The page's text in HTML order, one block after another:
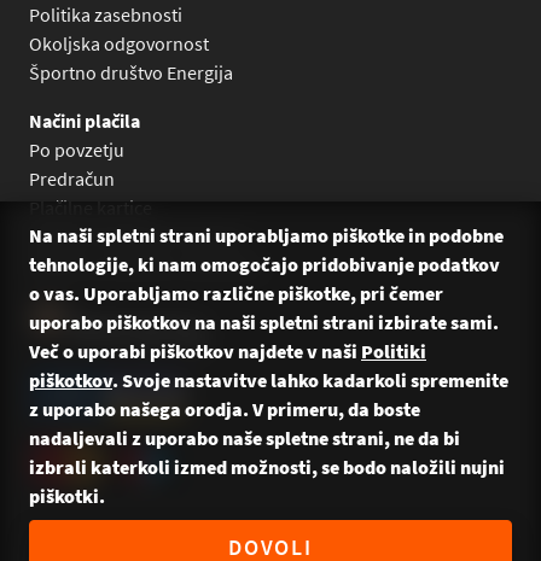
Politika zasebnosti
Okoljska odgovornost
Športno društvo Energija
Načini plačila
Po povzetju
Predračun
Plačilne kartice
Plačilo na obroke Leanpay
Plačilo na obroke s karticami
© 2026 Energija Bikes — Vse pravice pridržane. Naredili:
Na naši spletni strani uporabljamo piškotke in podobne
tehnologije, ki nam omogočajo pridobivanje podatkov
o vas. Uporabljamo različne piškotke, pri čemer
uporabo piškotkov na naši spletni strani izbirate sami.
Več o uporabi piškotkov najdete v naši Politiki
piškotkov. Svoje nastavitve lahko kadarkoli spremenite
z uporabo našega orodja. V primeru, da boste
nadaljevali z uporabo naše spletne strani, ne da bi
izbrali katerkoli izmed možnosti, se bodo naložili nujni
piškotki.
DOVOLI